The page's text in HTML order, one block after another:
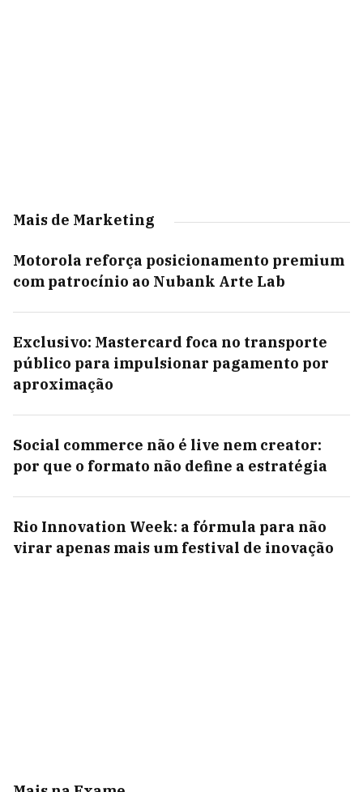
Mais de Marketing
Motorola reforça posicionamento premium
com patrocínio ao Nubank Arte Lab
Exclusivo: Mastercard foca no transporte
público para impulsionar pagamento por
aproximação
Social commerce não é live nem creator:
por que o formato não define a estratégia
Rio Innovation Week: a fórmula para não
virar apenas mais um festival de inovação